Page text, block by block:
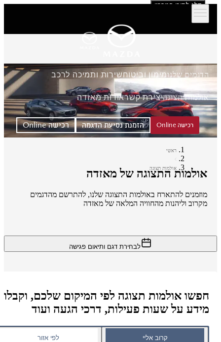
דלג לתוכן המרכזי
הדגמים שלנומימון וביטוחשירות ותמיכה לרכב
אולמות תצוגהיצירת קשראודות מאזדה
רכישה Online הזמנת נסיעת הדגמה רכישה Online
ראשי
אולמות תצוגה
אולמות התצוגה של מאזדה
מוזמנים להתארח באולמות התצוגה שלנו, להתרשם מהדגמים
מקרוב וליהנות מהחוויה המלאה של מאזדה
לבחירת דגם ותיאום פגישה
חפשו אולמות תצוגה לפי המיקום שלכם, וקבלו
מידע על שעות פעילות, דרכי הגעה ועוד
קרוב אליי לפי אזור